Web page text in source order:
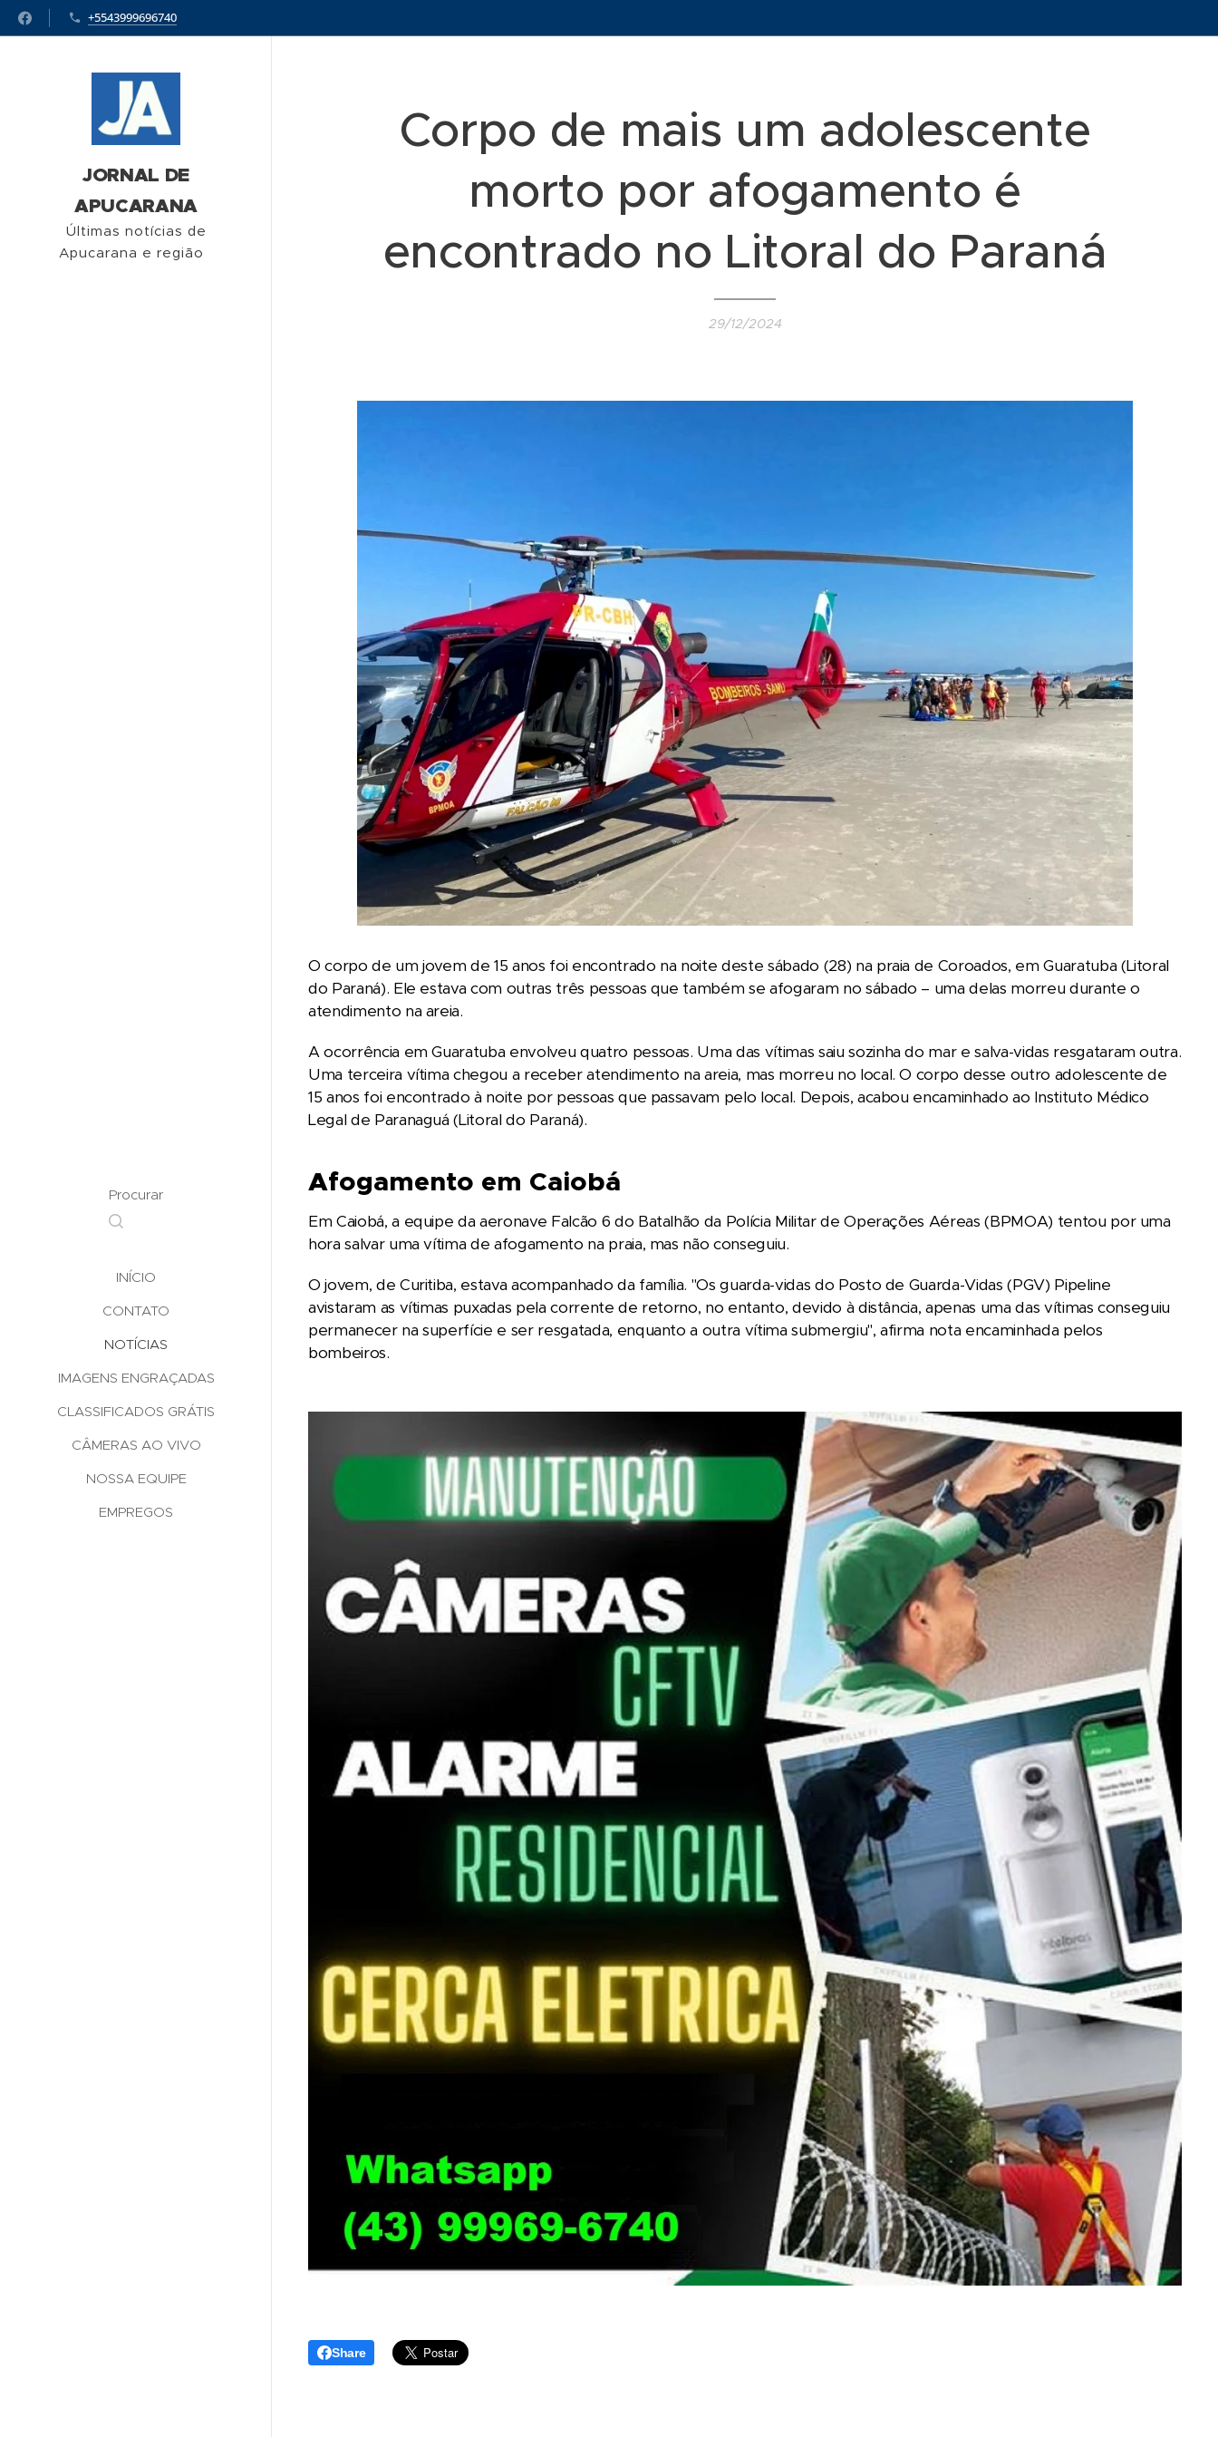
+5543999696740
JORNAL DE
APUCARANA
Últimas notícias de
Apucarana e região
Procurar
INÍCIO
CONTATO
NOTÍCIAS
IMAGENS ENGRAÇADAS
CLASSIFICADOS GRÁTIS
CÂMERAS AO VIVO
NOSSA EQUIPE
EMPREGOS
Corpo de mais um adolescente
morto por afogamento é
encontrado no Litoral do Paraná
29/12/2024
O corpo de um jovem de 15 anos foi encontrado na noite deste sábado (28) na praia de Coroados, em Guaratuba (Litoral
do Paraná). Ele estava com outras três pessoas que também se afogaram no sábado – uma delas morreu durante o
atendimento na areia.
A ocorrência em Guaratuba envolveu quatro pessoas. Uma das vítimas saiu sozinha do mar e salva-vidas resgataram outra.
Uma terceira vítima chegou a receber atendimento na areia, mas morreu no local. O corpo desse outro adolescente de
15 anos foi encontrado à noite por pessoas que passavam pelo local. Depois, acabou encaminhado ao Instituto Médico
Legal de Paranaguá (Litoral do Paraná).
Afogamento em Caiobá
Em Caiobá, a equipe da aeronave Falcão 6 do Batalhão da Polícia Militar de Operações Aéreas (BPMOA) tentou por uma
hora salvar uma vítima de afogamento na praia, mas não conseguiu.
O jovem, de Curitiba, estava acompanhado da família. "Os guarda-vidas do Posto de Guarda-Vidas (PGV) Pipeline
avistaram as vítimas puxadas pela corrente de retorno, no entanto, devido à distância, apenas uma das vítimas conseguiu
permanecer na superfície e ser resgatada, enquanto a outra vítima submergiu", afirma nota encaminhada pelos
bombeiros.
Share